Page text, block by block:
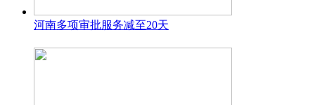
河南多项审批服务减至20天